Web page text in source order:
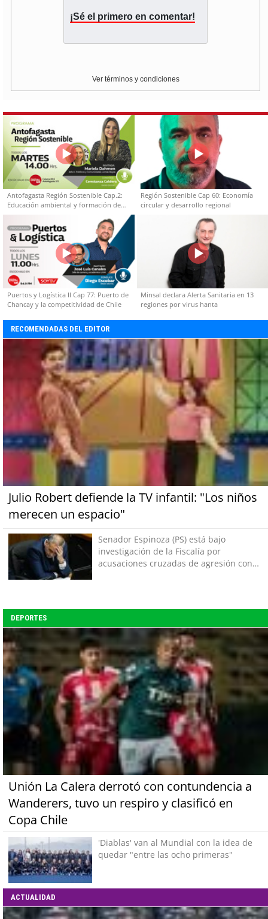
¡Sé el primero en comentar!
Ver términos y condiciones
Antofagasta Región Sostenible Cap.2:
Educación ambiental y formación de
capacidades técnicas
Región Sostenible Cap 60: Economía
circular y desarrollo regional
Puertos y Logística II Cap 77: Puerto de
Chancay y la competitividad de Chile
Minsal declara Alerta Sanitaria en 13
regiones por virus hanta
RECOMENDADAS DEL EDITOR
Julio Robert defiende la TV infantil: "Los niños
merecen un espacio"
Senador Espinoza (PS) está bajo
investigación de la Fiscalía por
acusaciones cruzadas de agresión con
DEPORTES
Unión La Calera derrotó con contundencia a
Wanderers, tuvo un respiro y clasificó en
Copa Chile
'Diablas' van al Mundial con la idea de
quedar "entre las ocho primeras"
ACTUALIDAD